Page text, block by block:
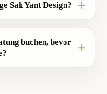
Sak Yant Design?
buchen, bevor